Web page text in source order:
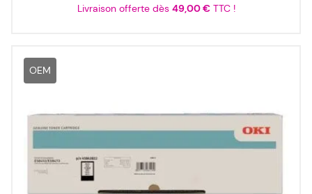
Livraison offerte dès 49,00 €TTC !
OEM